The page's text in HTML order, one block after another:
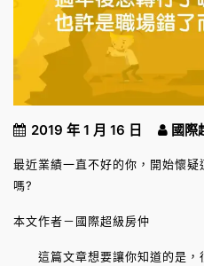
2019 年 1 月 16 日 國際
最近業績一直不好的你，開始懷
嗎?
本文作者－國際超級房仲
這篇文章想要讓你知道的是，